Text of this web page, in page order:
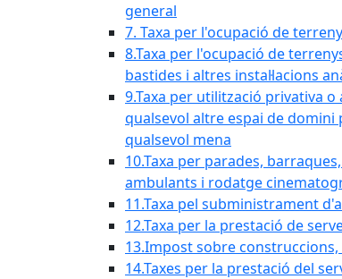
general
7. Taxa per l'ocupació de
8.Taxa per l'ocupació de
bastides i altres instal·lacions
9.Taxa per utilització privativa
qualsevol altre espai de domini
qualsevol mena
10.Taxa per parades,
ambulants i rodatge
11.Taxa pel subministrament
12.Taxa per la prestació de
13.Impost sobre construccions,
14.Taxes per la prestació del